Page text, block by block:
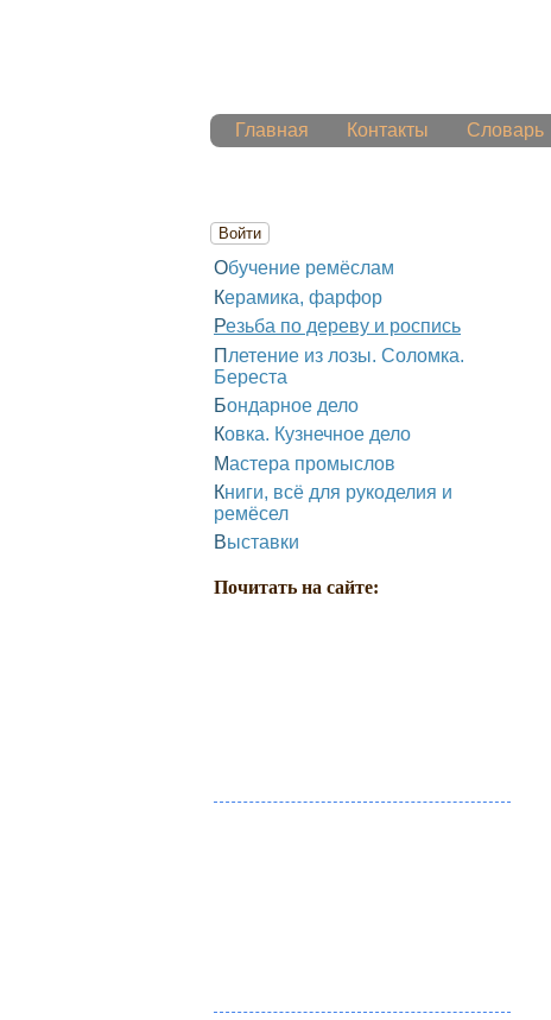
Главная Контакты Словарь
Войти
Обучение ремёслам
Керамика, фарфор
Резьба по дереву и роспись
Плетение из лозы. Соломка.
Береста
Бондарное дело
Ковка. Кузнечное дело
Мастера промыслов
Книги, всё для рукоделия и
ремёсел
Выставки
Почитать на сайте: